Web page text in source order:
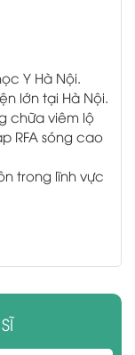
Y Hà Nội.
lớn tại Hà Nội.
chữa viêm lộ
RFA sóng cao
trong lĩnh vực